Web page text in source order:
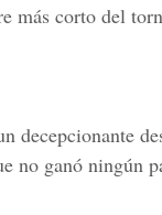
más corto del
decepcionante
no ganó ningún